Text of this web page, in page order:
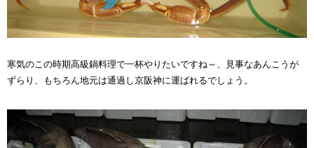
寒気のこの時期高級鍋料理で一杯やりたいですね～、見事なあんこうが
ずらり、もちろん地元は通過し京阪神に運ばれるでしょう。